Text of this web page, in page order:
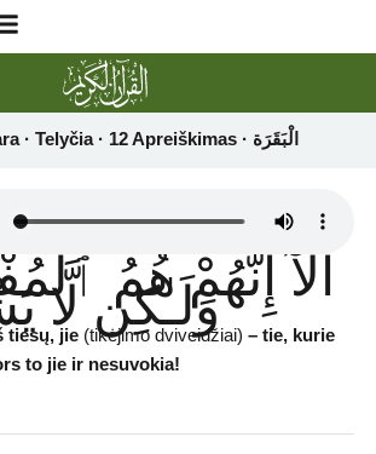
أَلَآ إِنَّهُمْ هُمُ
وَلَـٰكِن لَّا
tiesų, jie(tikėjimo dviveidžiai) – tie, kurie
to jie ir nesuvokia!